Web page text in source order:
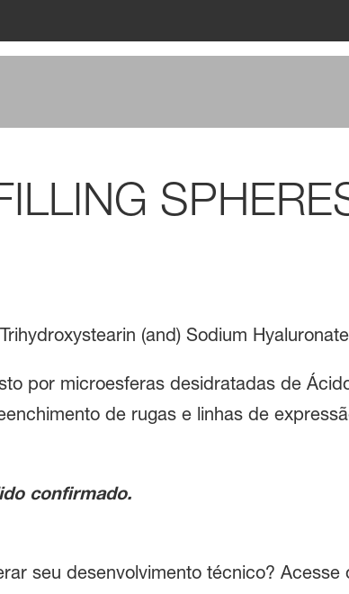
(and) Sodium
por microesferas desidratadas de
de rugas e linhas de
confirmado.
seu desenvolvimento técnico?